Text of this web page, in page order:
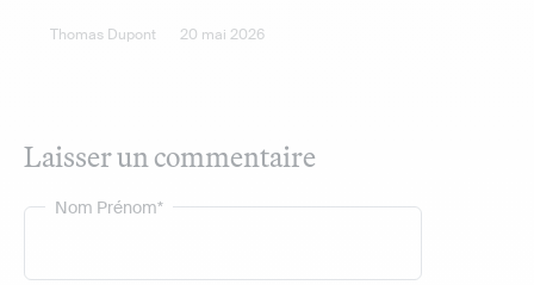
Thomas Dupont 20 mai 2026
Laisser un commentaire
Nom Prénom*